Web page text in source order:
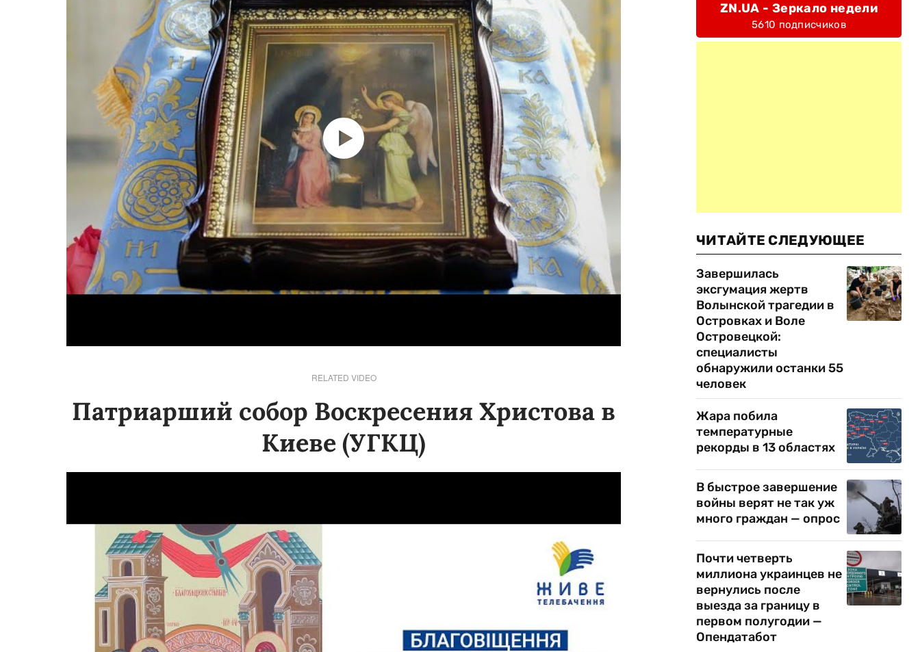
RELATED VIDEO
Патриарший собор Воскресения Христова в
Киеве (УГКЦ)
ZN.UA - Зеркало недели
5610 подписчиков
ЧИТАЙТЕ СЛЕДУЮЩЕЕ
Завершилась
эксгумация жертв
Волынской трагедии в
Островках и Воле
Островецкой:
специалисты
обнаружили останки 55
человек
Жара побила
температурные
рекорды в 13 областях
В быстрое завершение
войны верят не так уж
много граждан — опрос
Почти четверть
миллиона украинцев не
вернулись после
выезда за границу в
первом полугодии —
Опендатабот